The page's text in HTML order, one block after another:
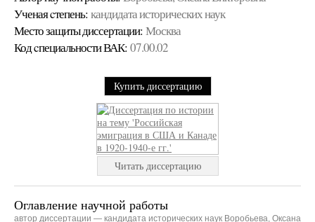
Ученая cтепень: кандидата исторических наук
Место защиты диссертации: Москва
Код cпециальности ВАК: 07.00.02
Купить диссертацию
Читать диссертацию
Оглавление научной работы
автор диссертации — кандидата исторических наук Воробьева, Оксана